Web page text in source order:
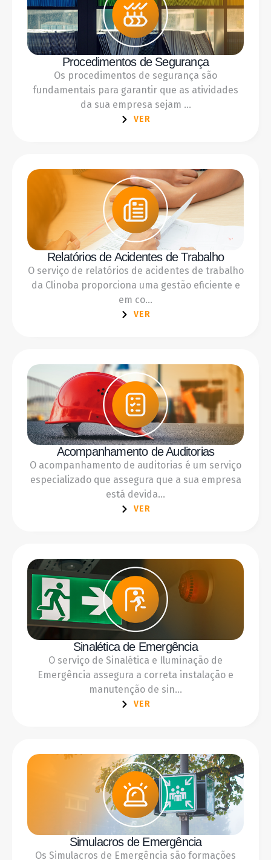
Procedimentos de Segurança
Os procedimentos de segurança são
fundamentais para garantir que as atividades
da sua empresa sejam ...
VER
Relatórios de Acidentes de Trabalho
O serviço de relatórios de acidentes de trabalho
da Clinoba proporciona uma gestão eficiente e
em co...
VER
Acompanhamento de Auditorias
O acompanhamento de auditorias é um serviço
especializado que assegura que a sua empresa
está devida...
VER
Sinalética de Emergência
O serviço de Sinalética e Iluminação de
Emergência assegura a correta instalação e
manutenção de sin...
VER
Simulacros de Emergência
Os Simulacros de Emergência são formações